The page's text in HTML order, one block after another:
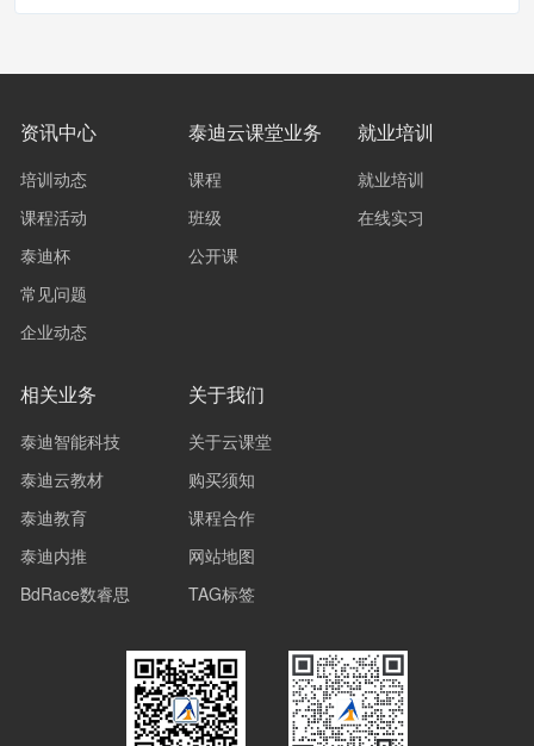
资讯中心
培训动态
课程活动
泰迪杯
常见问题
企业动态
泰迪云课堂业务
课程
班级
公开课
就业培训
就业培训
在线实习
相关业务
泰迪智能科技
泰迪云教材
泰迪教育
泰迪内推
BdRace数睿思
关于我们
关于云课堂
购买须知
课程合作
网站地图
TAG标签